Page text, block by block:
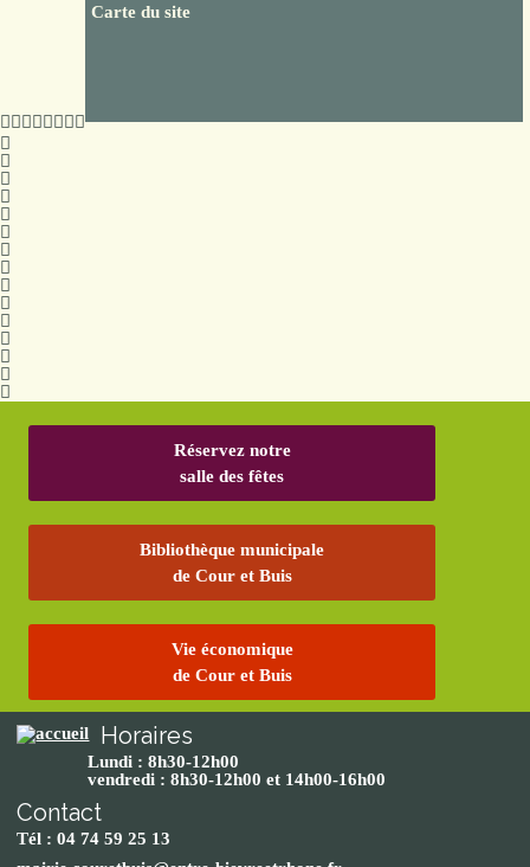
Carte du site
Réservez notre
salle des fêtes
Bibliothèque municipale
de Cour et Buis
Vie économique
de Cour et Buis
Horaires
Lundi : 8h30-12h00
vendredi : 8h30-12h00 et 14h00-16h00
Contact
Tél : 04 74 59 25 13